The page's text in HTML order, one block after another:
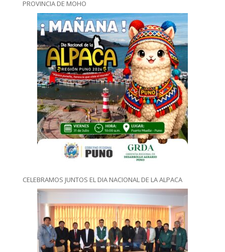
PROVINCIA DE MOHO
CELEBRAMOS JUNTOS EL DIA NACIONAL DE LA ALPACA